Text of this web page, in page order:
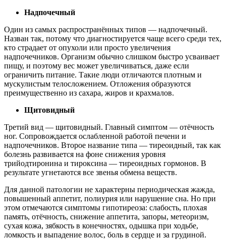
Надпочечный
Один из самых распространённых типов — надпочечный.
Назван так, потому что диагностируется чаще всего среди тех,
кто страдает от опухоли или просто увеличения
надпочечников. Организм обычно слишком быстро усваивает
пищу, и поэтому вес может увеличиваться, даже если
ограничить питание. Такие люди отличаются плотным и
мускулистым телосложением. Отложения образуются
преимущественно из сахара, жиров и крахмалов.
Щитовидный
Третий вид — щитовидный. Главный симптом — отёчность
ног. Сопровождается ослабленной работой печени и
надпочечников. Второе название типа — тиреоидный, так как
болезнь развивается на фоне снижения уровня
трийодтиронина и тироксина — тиреоидных гормонов. В
результате угнетаются все звенья обмена веществ.
Для данной патологии не характерны периодическая жажда,
повышенный аппетит, полиурия или нарушение сна. Но при
этом отмечаются симптомы гипотиреоза: слабость, плохая
память, отёчность, снижение аппетита, запоры, метеоризм,
сухая кожа, зябкость в конечностях, одышка при ходьбе,
ломкость и выпадение волос, боль в сердце и за грудиной.